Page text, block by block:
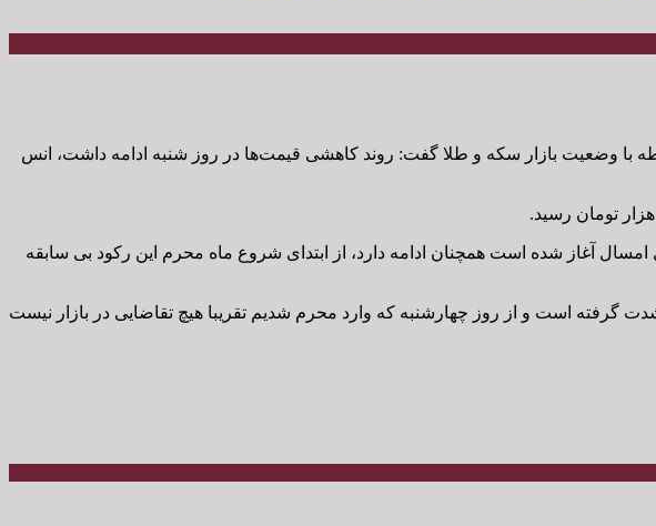
با وضعیت بازار سکه و طلا گفت: روند کاهشی قیمت‌ها در روز شنبه ادامه داشت، انس
امسال آغاز شده است همچنان ادامه دارد، از ابتدای شروع ماه محرم این رکود بی سابقه